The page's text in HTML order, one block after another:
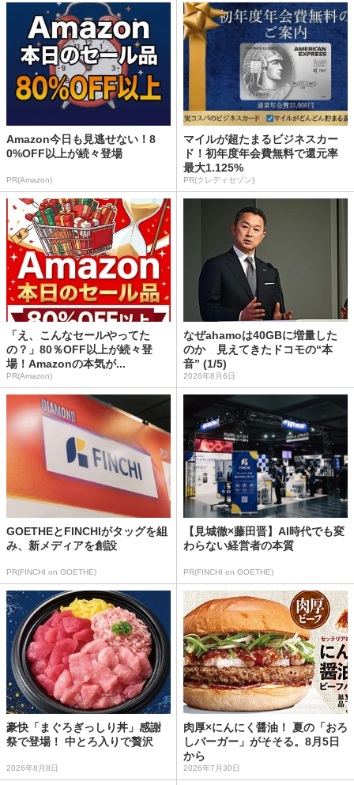
Amazon今日も見逃せない！8
0%OFF以上が続々登場
PR(Amazon)
マイルが超たまるビジネスカー
ド！初年度年会費無料で還元率
最大1.125%
PR(クレディセゾン)
「え、こんなセールやってた
の？」80％OFF以上が続々登
場！Amazonの本気が...
PR(Amazon)
なぜahamoは40GBに増量した
のか 見えてきたドコモの“本
音” (1/5)
2026年8月6日
GOETHEとFINCHIがタッグを組
み、新メディアを創設
PR(FINCHI on GOETHE)
【見城徹×藤田晋】AI時代でも変
わらない経営者の本質
PR(FINCHI on GOETHE)
豪快「まぐろぎっしり丼」感謝
祭で登場！ 中とろ入りで贅沢
2026年8月8日
肉厚×にんにく醤油！ 夏の「おろ
しバーガー」がそそる。8月5日
から
2026年7月30日